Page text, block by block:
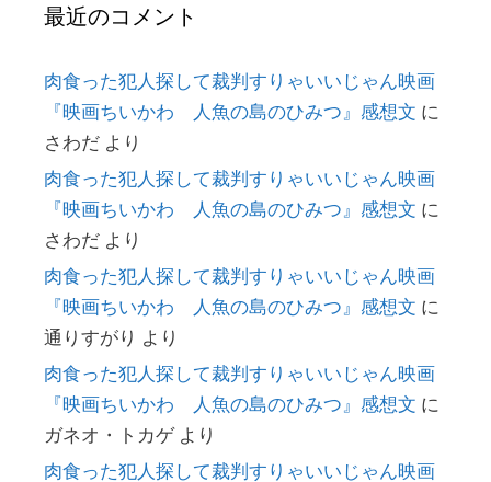
最近のコメント
肉食った犯人探して裁判すりゃいいじゃん映画
『映画ちいかわ 人魚の島のひみつ』感想文 に
さわだ より
肉食った犯人探して裁判すりゃいいじゃん映画
『映画ちいかわ 人魚の島のひみつ』感想文 に
さわだ より
肉食った犯人探して裁判すりゃいいじゃん映画
『映画ちいかわ 人魚の島のひみつ』感想文 に
通りすがり より
肉食った犯人探して裁判すりゃいいじゃん映画
『映画ちいかわ 人魚の島のひみつ』感想文 に
ガネオ・トカゲより
肉食った犯人探して裁判すりゃいいじゃん映画